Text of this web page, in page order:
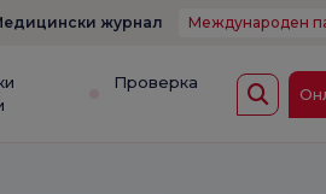
журнал Международен
Проверка